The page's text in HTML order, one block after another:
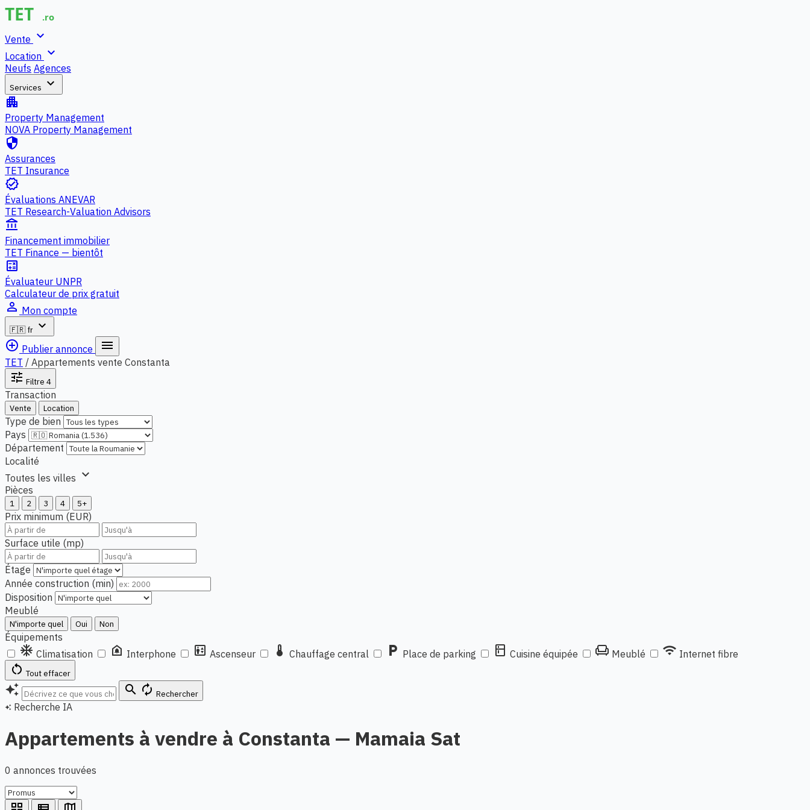
Vente expand_more
Location expand_more
Neufs Agences
Services expand_more
apartment
Property Management
NOVA Property Management
security
Assurances
TET Insurance
verified
Évaluations ANEVAR
TET Research-Valuation Advisors
account_balance
Financement immobilier
TET Finance — bientôt
calculate
Évaluateur UNPR
Calculateur de prix gratuit
person_outline Mon compte
🇫🇷 fr
expand_more
add_circle_outline Publier annonce menu
TET / Appartements vente Constanta
tune Filtre 4
Transaction
Vente Location
Type de bien
Pays
Département
Localité
Toutes les villes expand_more
Pièces
1 2 3 4 5+
Prix minimum (EUR)
Surface utile (mp)
Étage
Année construction (min)
Disposition
Meublé
N'importe quel Oui Non
Équipements
ac_unit Climatisation doorbell Interphone elevator Ascenseur thermostat Chauffage central local_parking Place de parking kitchen Cuisine équipée chair Meublé wifi Internet fibre
restart_alt Tout effacer
auto_awesome search autorenew Rechercher
auto_awesome Recherche IA
Appartements à vendre à Constanta — Mamaia Sat
0 annonces trouvées